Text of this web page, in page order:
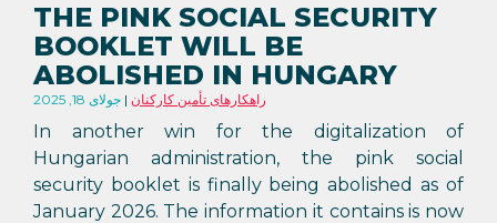
THE PINK SOCIAL SECURITY
BOOKLET WILL BE
ABOLISHED IN HUNGARY
جولای 18, 2025 راهکارهای تأمین کارکنان
In another win for the digitalization of
Hungarian administration, the pink social
security booklet is finally being abolished as of
January 2026. The information it contains is now